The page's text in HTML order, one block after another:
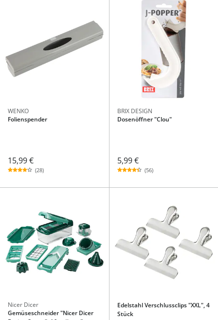
WENKO
Folienspender
15,99 €
(28)
BRIX DESIGN
Dosenöffner "Clou"
5,99 €
(56)
Nicer Dicer
Gemüseschneider "Nicer Dicer
Edelstahl Verschlussclips "XXL", 4
Stück